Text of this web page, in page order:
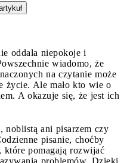
oddala niepokoje i
wiadomo, że
na czytanie może
życie. Ale mało kto wie o
A okazuje się, że jest ich
noblistą ani pisarzem czy
pisanie, choćby
pomagają rozwijać
problemów. Dzięki